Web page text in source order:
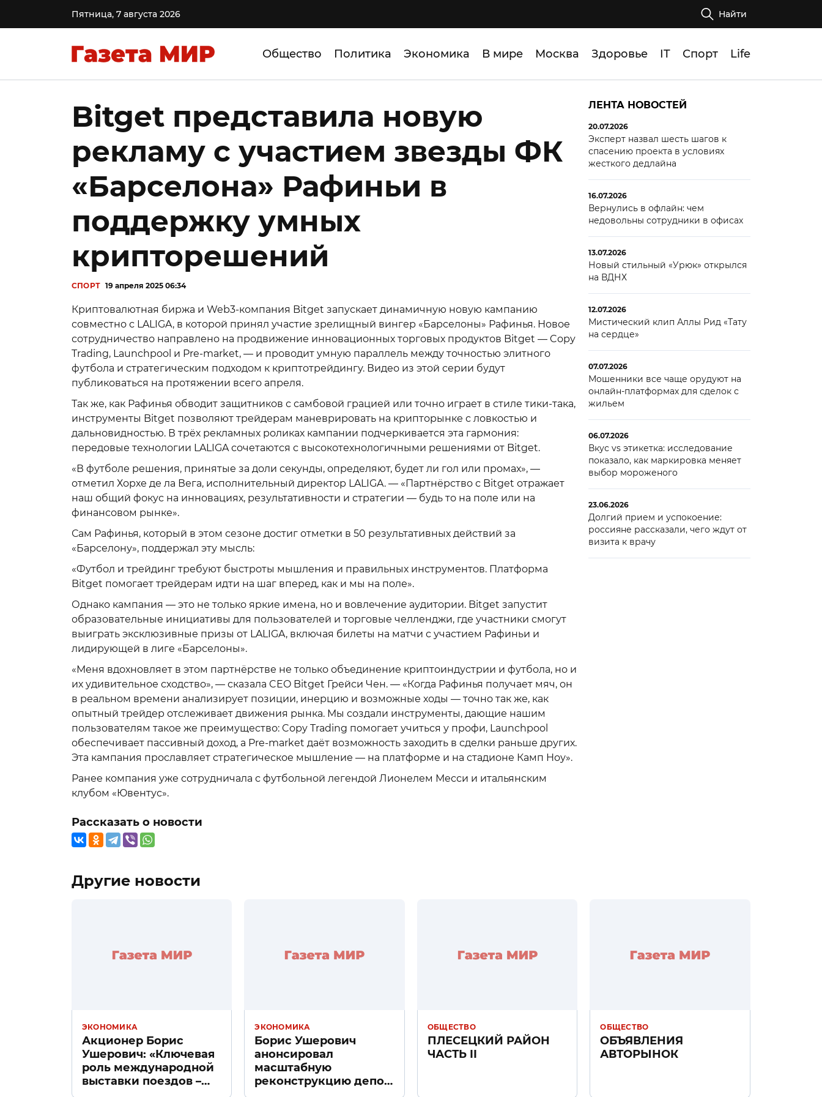
Пятница, 7 августа 2026 Найти
Общество Политика Экономика В мире Москва Здоровье IT Спорт Life
Bitget представила новую
рекламу с участием звезды ФК
«Барселона» Рафиньи в
поддержку умных
крипторешений
СПОРТ 19 апреля 2025 06:34
Криптовалютная биржа и Web3-компания Bitget запускает динамичную новую кампанию
совместно с LALIGA, в которой принял участие зрелищный вингер «Барселоны» Рафинья. Новое
сотрудничество направлено на продвижение инновационных торговых продуктов Bitget — Copy
Trading, Launchpool и Pre-market, — и проводит умную параллель между точностью элитного
футбола и стратегическим подходом к криптотрейдингу. Видео из этой серии будут
публиковаться на протяжении всего апреля.
Так же, как Рафинья обводит защитников с самбовой грацией или точно играет в стиле тики-така,
инструменты Bitget позволяют трейдерам маневрировать на крипторынке с ловкостью и
дальновидностью. В трёх рекламных роликах кампании подчеркивается эта гармония:
передовые технологии LALIGA сочетаются с высокотехнологичными решениями от Bitget.
«В футболе решения, принятые за доли секунды, определяют, будет ли гол или промах», —
отметил Хорхе де ла Вега, исполнительный директор LALIGA. — «Партнёрство с Bitget отражает
наш общий фокус на инновациях, результативности и стратегии — будь то на поле или на
финансовом рынке».
Сам Рафинья, который в этом сезоне достиг отметки в 50 результативных действий за
«Барселону», поддержал эту мысль:
«Футбол и трейдинг требуют быстроты мышления и правильных инструментов. Платформа
Bitget помогает трейдерам идти на шаг вперед, как и мы на поле».
Однако кампания — это не только яркие имена, но и вовлечение аудитории. Bitget запустит
образовательные инициативы для пользователей и торговые челленджи, где участники смогут
выиграть эксклюзивные призы от LALIGA, включая билеты на матчи с участием Рафиньи и
лидирующей в лиге «Барселоны».
«Меня вдохновляет в этом партнёрстве не только объединение криптоиндустрии и футбола, но и
их удивительное сходство», — сказала CEO Bitget Грейси Чен. — «Когда Рафинья получает мяч, он
в реальном времени анализирует позиции, инерцию и возможные ходы — точно так же, как
опытный трейдер отслеживает движения рынка. Мы создали инструменты, дающие нашим
пользователям такое же преимущество: Copy Trading помогает учиться у профи, Launchpool
обеспечивает пассивный доход, а Pre-market даёт возможность заходить в сделки раньше других.
Эта кампания прославляет стратегическое мышление — на платформе и на стадионе Камп Ноу».
Ранее компания уже сотрудничала с футбольной легендой Лионелем Месси и итальянским
клубом «Ювентус».
Рассказать о новости
ЛЕНТА НОВОСТЕЙ
20.07.2026
Эксперт назвал шесть шагов к
спасению проекта в условиях
жесткого дедлайна
16.07.2026
Вернулись в офлайн: чем
недовольны сотрудники в офисах
13.07.2026
Новый стильный «Урюк» открылся
на ВДНХ
12.07.2026
Мистический клип Аллы Рид «Тату
на сердце»
07.07.2026
Мошенники все чаще орудуют на
онлайн-платформах для сделок с
жильем
06.07.2026
Вкус vs этикетка: исследование
показало, как маркировка меняет
выбор мороженого
23.06.2026
Долгий прием и успокоение:
россияне рассказали, чего ждут от
визита к врачу
Другие новости
ЭКОНОМИКА
Акционер Борис
Ушерович: «Ключевая
роль международной
выставки поездов –
ЭКОНОМИКА
Борис Ушерович
анонсировал
масштабную
реконструкцию депо
ОБЩЕСТВО
ПЛЕСЕЦКИЙ РАЙОН
ЧАСТЬ II
ОБЩЕСТВО
ОБЪЯВЛЕНИЯ
АВТОРЫНОК